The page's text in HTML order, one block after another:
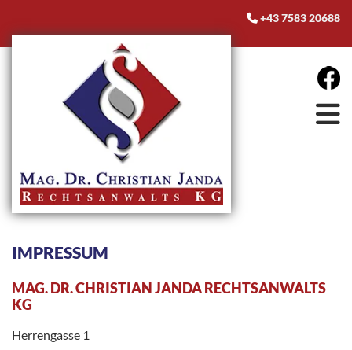
 +43 7583 20688
IMPRESSUM
MAG. DR. CHRISTIAN JANDA RECHTSANWALTS
KG
Herrengasse 1